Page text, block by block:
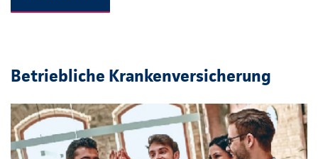
Betriebliche Krankenversicherung